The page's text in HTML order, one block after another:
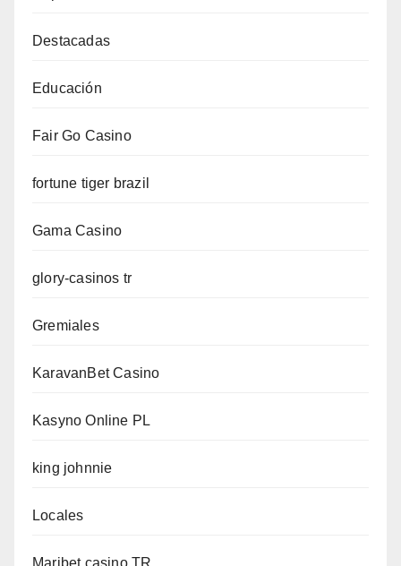
Destacadas
Educación
Fair Go Casino
fortune tiger brazil
Gama Casino
glory-casinos tr
Gremiales
KaravanBet Casino
Kasyno Online PL
king johnnie
Locales
Maribet casino TR